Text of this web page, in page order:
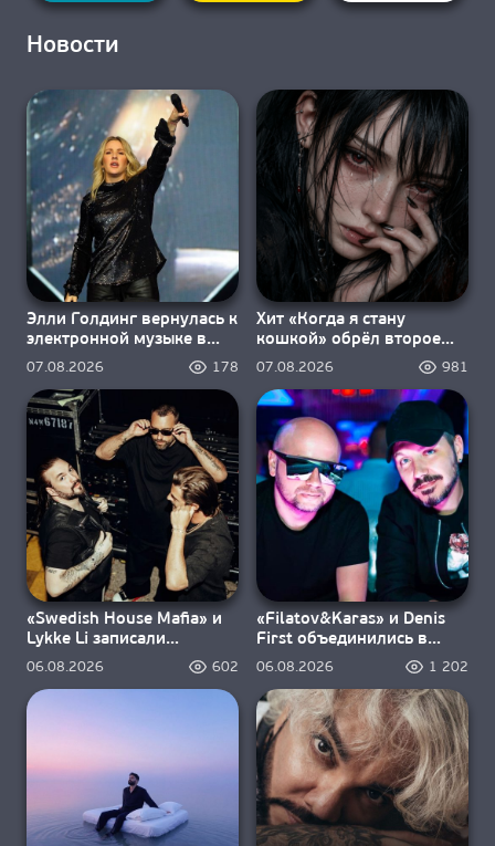
Новости
Элли Голдинг вернулась к
электронной музыке в
«Ravers»
07.08.2026 178
Хит «Когда я стану
кошкой» обрёл второе
дыхание
07.08.2026 981
«Swedish House Mafia» и
Lykke Li записали
«Happiness Is So Sad»
06.08.2026 602
«Filatov&Karas» и Denis
First объединились в
«Sweet Summer Nights»
06.08.2026 1 202